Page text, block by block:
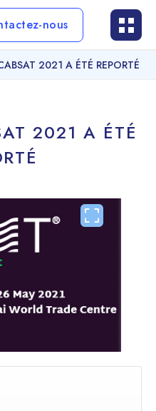
nous
2021 A ÉTÉ REPORTÉ
2021 A ÉTÉ